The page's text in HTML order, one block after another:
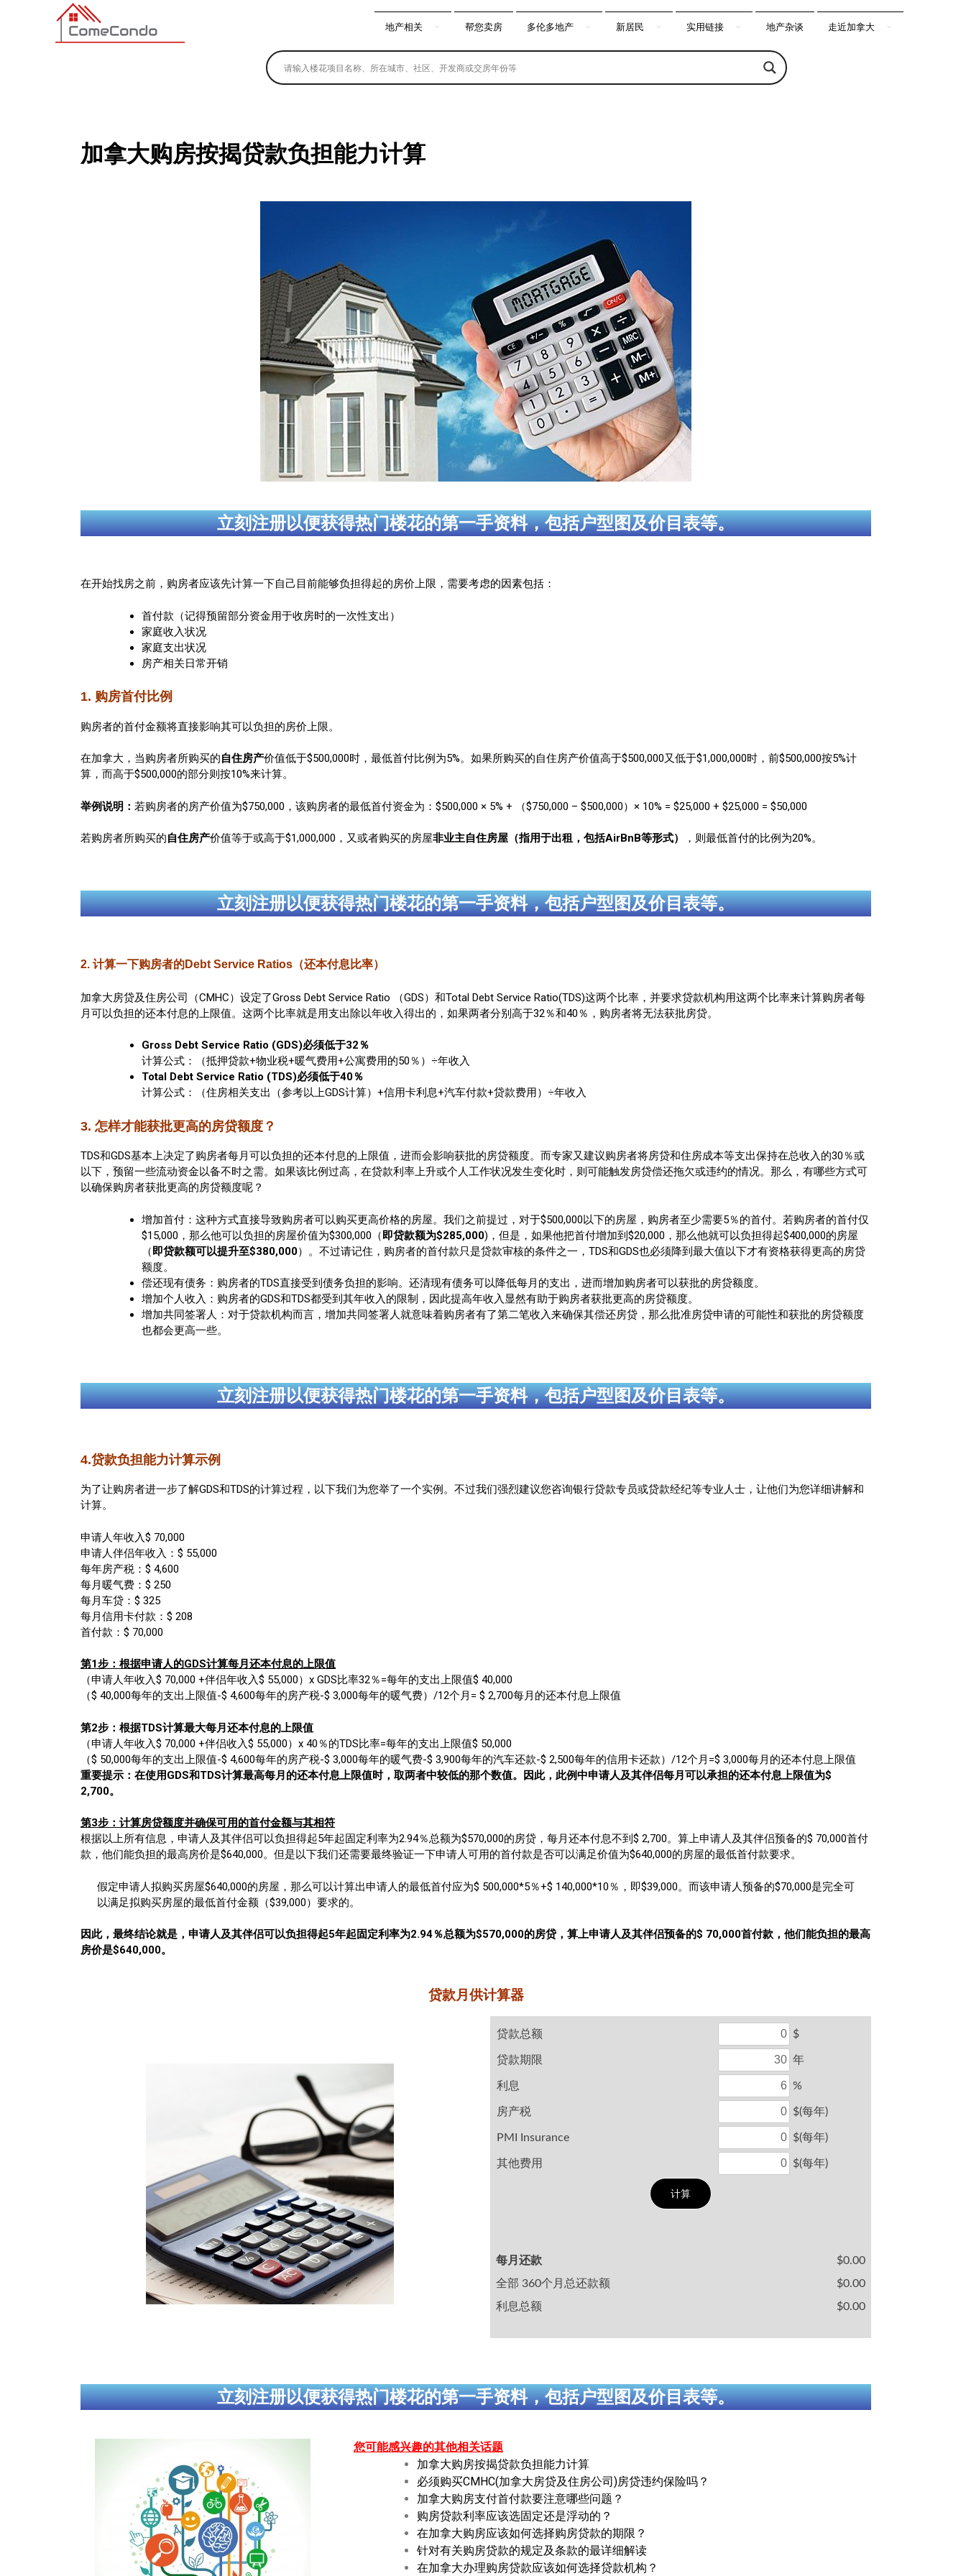
多伦多最新最全的楼花搜索引擎
地产相关 帮您卖房 多伦多地产 新居民 实用链接 地产杂谈 走近加拿大
加拿大购房按揭贷款负担能力计算
立刻注册以便获得热门楼花的第一手资料，包括户型图及价目表等。
在开始找房之前，购房者应该先计算一下自己目前能够负担得起的房价上限，需要考虑的因素包括：
首付款（记得预留部分资金用于收房时的一次性支出）
家庭收入状况
家庭支出状况
房产相关日常开销
1. 购房首付比例
购房者的首付金额将直接影响其可以负担的房价上限。
在加拿大，当购房者所购买的自住房产价值低于$500,000时，最低首付比例为5%。如果所购买的自住房产价值高于$500,000又低于$1,000,000时，前$500,000按5%计
算，而高于$500,000的部分则按10%来计算。
举例说明： 若购房者的房产价值为$750,000，该购房者的最低首付资金为：$500,000 × 5% + （$750,000 – $500,000）× 10% = $25,000 + $25,000 = $50,000
若购房者所购买的自住房产价值等于或高于$1,000,000，又或者购买的房屋非业主自住房屋（指用于出租，包括AirBnB等形式） ，则最低首付的比例为20%。
立刻注册以便获得热门楼花的第一手资料，包括户型图及价目表等。
2. 计算一下购房者的Debt Service Ratios（还本付息比率）
加拿大房贷及住房公司（CMHC）设定了Gross Debt Service Ratio （GDS）和Total Debt Service Ratio(TDS)这两个比率，并要求贷款机构用这两个比率来计算购房者每
月可以负担的还本付息的上限值。这两个比率就是用支出除以年收入得出的，如果两者分别高于32％和40％，购房者将无法获批房贷。
Gross Debt Service Ratio (GDS)必须低于32％
计算公式：（抵押贷款+物业税+暖气费用+公寓费用的50％）÷年收入
Total Debt Service Ratio (TDS)必须低于40％
计算公式：（住房相关支出（参考以上GDS计算）+信用卡利息+汽车付款+贷款费用）÷年收入
3. 怎样才能获批更高的房贷额度？
TDS和GDS基本上决定了购房者每月可以负担的还本付息的上限值，进而会影响获批的房贷额度。而专家又建议购房者将房贷和住房成本等支出保持在总收入的30％或
以下，预留一些流动资金以备不时之需。如果该比例过高，在贷款利率上升或个人工作状况发生变化时，则可能触发房贷偿还拖欠或违约的情况。那么，有哪些方式可
以确保购房者获批更高的房贷额度呢？
增加首付：这种方式直接导致购房者可以购买更高价格的房屋。我们之前提过，对于$500,000以下的房屋，购房者至少需要5％的首付。若购房者的首付仅
$15,000，那么他可以负担的房屋价值为$300,000（即贷款额为$285,000)，但是，如果他把首付增加到$20,000，那么他就可以负担得起$400,000的房屋
（即贷款额可以提升至$380,000）。不过请记住，购房者的首付款只是贷款审核的条件之一，TDS和GDS也必须降到最大值以下才有资格获得更高的房贷
额度。
偿还现有债务：购房者的TDS直接受到债务负担的影响。还清现有债务可以降低每月的支出，进而增加购房者可以获批的房贷额度。
增加个人收入：购房者的GDS和TDS都受到其年收入的限制，因此提高年收入显然有助于购房者获批更高的房贷额度。
增加共同签署人：对于贷款机构而言，增加共同签署人就意味着购房者有了第二笔收入来确保其偿还房贷，那么批准房贷申请的可能性和获批的房贷额度
也都会更高一些。
立刻注册以便获得热门楼花的第一手资料，包括户型图及价目表等。
4.贷款负担能力计算示例
为了让购房者进一步了解GDS和TDS的计算过程，以下我们为您举了一个实例。不过我们强烈建议您咨询银行贷款专员或贷款经纪等专业人士，让他们为您详细讲解和
计算。
申请人年收入$ 70,000
申请人伴侣年收入：$ 55,000
每年房产税：$ 4,600
每月暖气费：$ 250
每月车贷：$ 325
每月信用卡付款：$ 208
首付款：$ 70,000
第1步：根据申请人的GDS计算每月还本付息的上限值
（申请人年收入$ 70,000 +伴侣年收入$ 55,000）x GDS比率32％=每年的支出上限值$ 40,000
（$ 40,000每年的支出上限值-$ 4,600每年的房产税-$ 3,000每年的暖气费）/12个月= $ 2,700每月的还本付息上限值
第2步：根据TDS计算最大每月还本付息的上限值
（申请人年收入$ 70,000 +伴侣收入$ 55,000）x 40％的TDS比率=每年的支出上限值$ 50,000
（$ 50,000每年的支出上限值-$ 4,600每年的房产税-$ 3,000每年的暖气费-$ 3,900每年的汽车还款-$ 2,500每年的信用卡还款）/12个月=$ 3,000每月的还本付息上限值
重要提示：在使用GDS和TDS计算最高每月的还本付息上限值时，取两者中较低的那个数值。因此，此例中申请人及其伴侣每月可以承担的还本付息上限值为$
2,700。
第3步：计算房贷额度并确保可用的首付金额与其相符
根据以上所有信息，申请人及其伴侣可以负担得起5年起固定利率为2.94％总额为$570,000的房贷，每月还本付息不到$ 2,700。算上申请人及其伴侣预备的$ 70,000首付
款，他们能负担的最高房价是$640,000。但是以下我们还需要最终验证一下申请人可用的首付款是否可以满足价值为$640,000的房屋的最低首付款要求。
假定申请人拟购买房屋$640,000的房屋，那么可以计算出申请人的最低首付应为$ 500,000*5％+$ 140,000*10％，即$39,000。而该申请人预备的$70,000是完全可
以满足拟购买房屋的最低首付金额（$39,000）要求的。
因此，最终结论就是，申请人及其伴侣可以负担得起5年起固定利率为2.94％总额为$570,000的房贷，算上申请人及其伴侣预备的$ 70,000首付款，他们能负担的最高
房价是$640,000。
贷款月供计算器
贷款总额 $
贷款期限 年
利息 %
房产税 $(每年)
PMI Insurance $(每年)
其他费用 $(每年)
每月还款
$0.00
全部 360个月总还款额
$0.00
利息总额
$0.00
立刻注册以便获得热门楼花的第一手资料，包括户型图及价目表等。
您可能感兴趣的其他相关话题
加拿大购房按揭贷款负担能力计算
必须购买CMHC(加拿大房贷及住房公司)房贷违约保险吗？
加拿大购房支付首付款要注意哪些问题？
购房贷款利率应该选固定还是浮动的？
在加拿大购房应该如何选择购房贷款的期限？
针对有关购房贷款的规定及条款的最详细解读
在加拿大办理购房贷款应该如何选择贷款机构？